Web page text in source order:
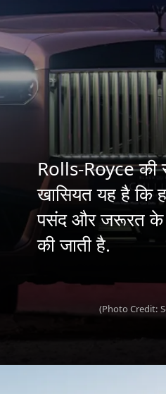
Rolls-Royce की
खासियत यह है कि
पसंद और जरूरत के
की जाती है.
(Photo Credit: